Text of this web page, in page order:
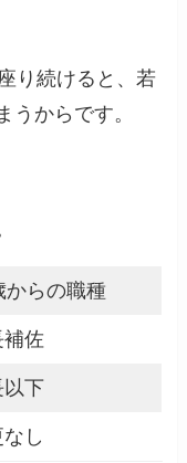
り続けると、若
うからです。
からの職種
補佐
以下
し